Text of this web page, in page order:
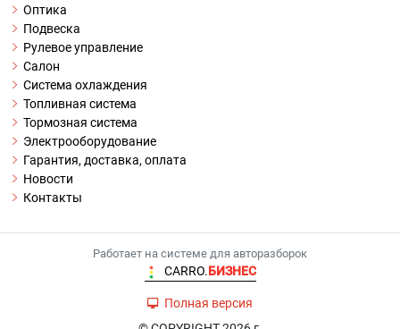
Оптика
Подвеска
Рулевое управление
Салон
Система охлаждения
Топливная система
Тормозная система
Электрооборудование
Гарантия, доставка, оплата
Новости
Контакты
Работает на системе для авторазборок
CARRO.БИЗНЕС
Полная версия